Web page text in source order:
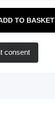
TO BASKET
consent